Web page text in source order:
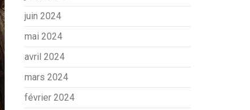
juin 2024
mai 2024
avril 2024
mars 2024
février 2024